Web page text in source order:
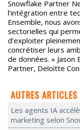
Snowflake Partner
l’intégration entre
Ensemble, nous
sectorielles qui
d’exploiter
concrétiser leurs
de données. » Jason
Partner, Deloitte
AUTRES ARTICLES
Les agents IA
marketing selon